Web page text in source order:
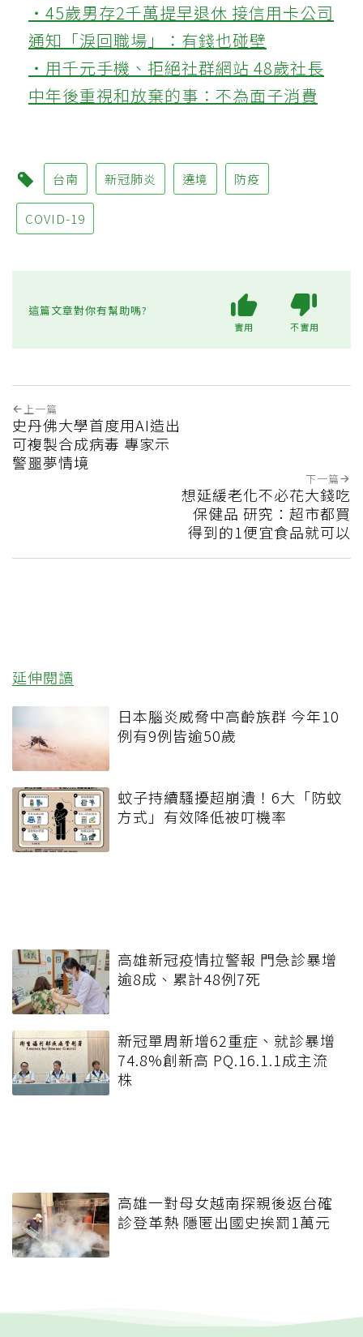
‧45歲男存2千萬提早退休 接信用卡公司
通知「淚回職場」：有錢也碰壁
‧用千元手機、拒絕社群網站 48歲社長
中年後重視和放棄的事：不為面子消費
台南 新冠肺炎 遶境 防疫
COVID-19
這篇文章對你有幫助嗎?
實用 不實用
上一篇
史丹佛大學首度用AI造出
可複製合成病毒 專家示
警噩夢情境
下一篇
想延緩老化不必花大錢吃
保健品 研究：超市都買
得到的1便宜食品就可以
延伸閱讀
日本腦炎威脅中高齡族群 今年10
例有9例皆逾50歲
蚊子持續騷擾超崩潰！6大「防蚊
方式」有效降低被叮機率
高雄新冠疫情拉警報 門急診暴增
逾8成、累計48例7死
新冠單周新增62重症、就診暴增
74.8%創新高 PQ.16.1.1成主流
株
高雄一對母女越南探親後返台確
診登革熱 隱匿出國史挨罰1萬元